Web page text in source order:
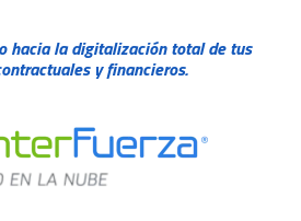
hacia la digitalización total de tus
y financieros.